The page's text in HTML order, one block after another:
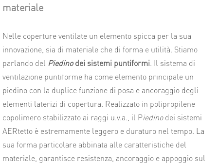
materiale
Nelle coperture ventilate un elemento spicca per la sua
innovazione, sia di materiale che di forma e utilità. Stiamo
parlando del Piedinodei sistemi puntiformi . Il sistema di
ventilazione puntiforme ha come elemento principale un
piedino con la duplice funzione di posa e ancoraggio degli
elementi laterizi di copertura. Realizzato in polipropilene
copolimero stabilizzato ai raggi u.v.a., il Piedinodei sistemi
AERtetto è estremamente leggero e duraturo nel tempo. La
sua forma particolare abbinata alle caratteristiche del
materiale, garantisce resistenza, ancoraggio e appoggio sul